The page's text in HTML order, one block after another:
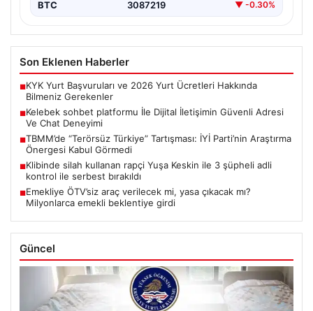
BTC 3087219 ▼ -0.30%
Son Eklenen Haberler
■KYK Yurt Başvuruları ve 2026 Yurt Ücretleri Hakkında
Bilmeniz Gerekenler
■Kelebek sohbet platformu İle Dijital İletişimin Güvenli Adresi
Ve Chat Deneyimi
■TBMM’de “Terörsüz Türkiye” Tartışması: İYİ Parti’nin Araştırma
Önergesi Kabul Görmedi
■Klibinde silah kullanan rapçi Yuşa Keskin ile 3 şüpheli adli
kontrol ile serbest bırakıldı
■Emekliye ÖTV’siz araç verilecek mi, yasa çıkacak mı?
Milyonlarca emekli beklentiye girdi
Güncel